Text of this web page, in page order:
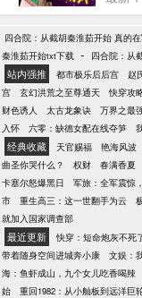
的人
是准
夜，
闯进
的吻
她笑
身吻
耻？
意外
早已
永生
羞辱
她，
当天
新人
四合院：从截胡秦淮茹开始 真的
秦淮茹开始txt下载 - 四合院：从
站内强推 都市极乐后后宫 赵
宫
玄幻洪荒之至尊通天 快穿攻
财色诱人
太古龙象诀 万界之最
入怀
六零：缺德女配在线夺笋
经典收藏 天官赐福 艳海风波
曲圣你哭什么？
权财 春满香夏
卡塞尔怒爆黑日
军旅：全军震惊
市
重生高三：这一世翻手为云
就加入国家调查部
最近更新 快穿：短命炮灰不死
带着随身空间进城奔小康
文娱：
海：鱼虾成山，九个女儿吃香喝辣
始
重回1982：从小舢板到远洋巨